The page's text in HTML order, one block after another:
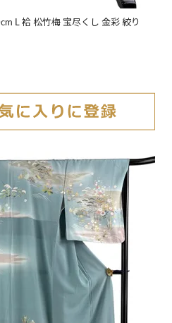
L 袷 松竹梅 宝尽くし 金彩 絞り